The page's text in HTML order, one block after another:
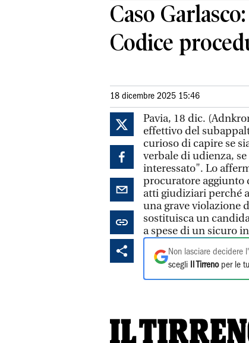
Caso
Codice
18 dicembre 2025 15:46
Pavia, 18 dic.
effettivo del
curioso di capire se
verbale di udienza,
interessato". Lo
procuratore aggiunto
atti giudiziari perché
una grave violazione
sostituisca un
a spese di un sicuro
Non lasciare decidere
scegli
Il Tirrenoper le